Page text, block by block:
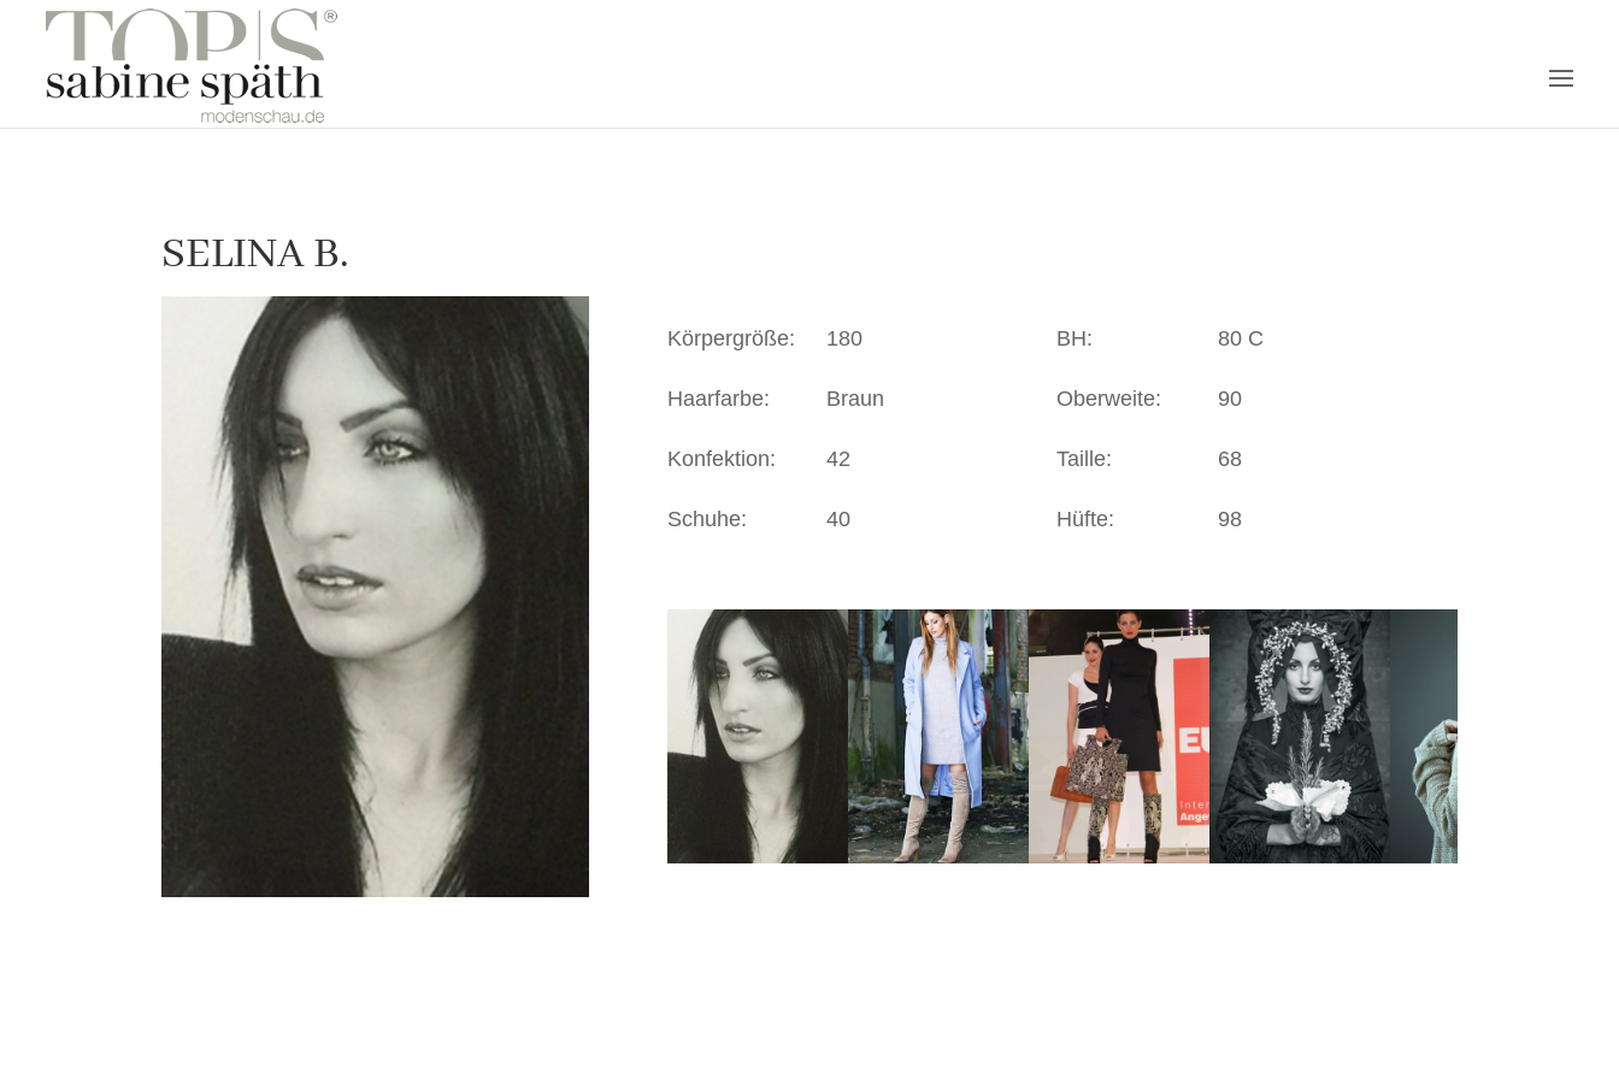
SELINA B.
Körpergröße: 180
Haarfarbe: Braun
Konfektion: 42
Schuhe: 40
BH: 80 C
Oberweite: 90
Taille: 68
Hüfte: 98